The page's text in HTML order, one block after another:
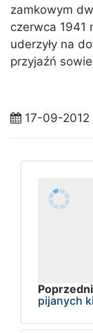
zamkowym
czerwca 1941
uderzyły na
przyjaźń
17-09-2012
pijanych